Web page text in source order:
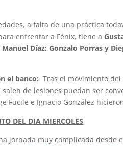
a falta de una práctica
enfrentar a Fénix, tiene a
Díaz; Gonzalo Porras y
el banco: Tras el movimiento
de lesiones puedan ser
Fucile e Ignacio González
DEL DIA MIERCOLES
jornada muy complicada desde